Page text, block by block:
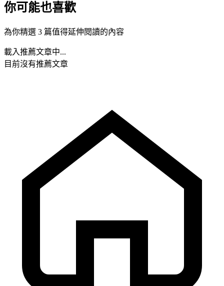
你可能也喜歡
為你精選 3 篇值得延伸閱讀的內容
載入推薦文章中...
目前沒有推薦文章